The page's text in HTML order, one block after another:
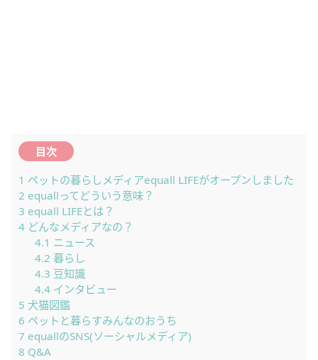
目次
1 ペットの暮らしメディアequall LIFEがオープンしました
2 equallってどういう意味？
3 equall LIFEとは？
4 どんなメディアなの？
4.1 ニュース
4.2 暮らし
4.3 豆知識
4.4インタビュー
5 犬猫図鑑
6 ペットと暮らすみんなのおうち
7 equallのSNS(ソーシャルメディア)
8 Q&A